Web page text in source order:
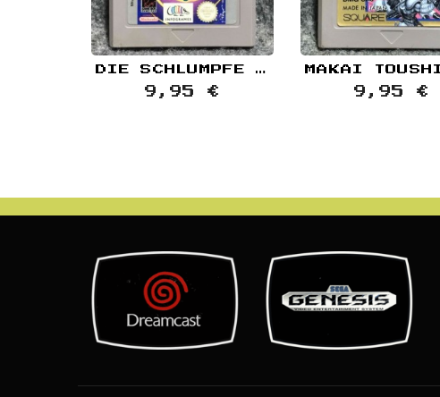
DIE SCHLUMPFE IM ALPTRAUMLAND NINTENDO GAME BOY GB
9,95 € 9,95 €